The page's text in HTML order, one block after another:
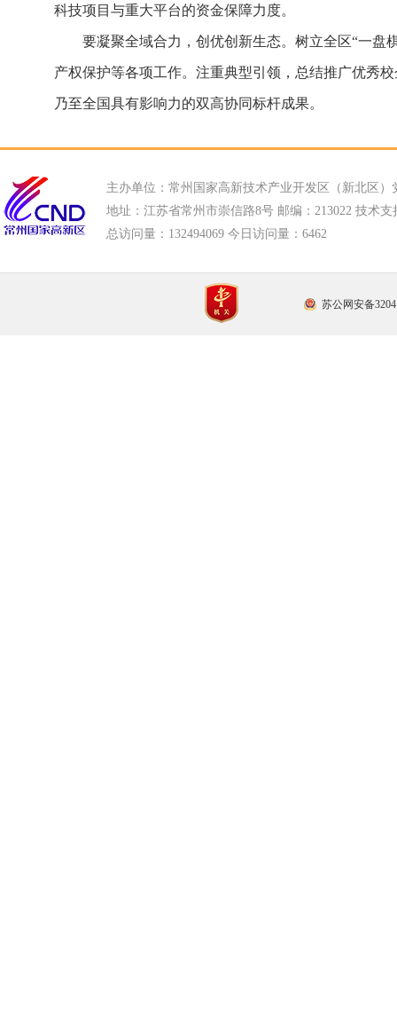
科技项目与重大平台的资金保障力度。
要凝聚全域合力，创优创新生态。树立全区“一盘
产权保护等各项工作。注重典型引领，总结推广优秀
乃至全国具有影响力的双高协同标杆成果。
主办单位：常州国家高新技术产业开发区（新北区）
地址：江苏省常州市崇信路8号 邮编：213022 技术支
总访问量： 132494069 今日访问量： 6462
苏公网安备